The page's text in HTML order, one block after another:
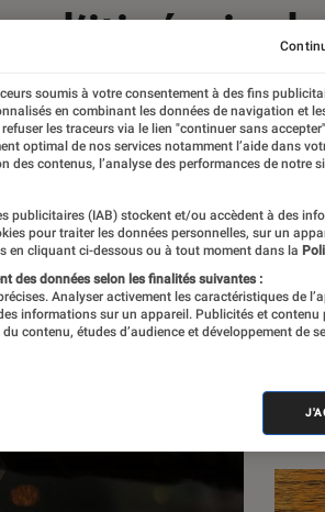
l’itinéraire
soumis à votre consentement à des fins
en combinant les données de navigation et
les traceurs via le lien "continuer sans
optimal de nos services notamment l’aide dans
des contenus, l’analyse des performances de notre
publicitaires (IAB) stockent et/ou accèdent à des
pour traiter les données personnelles, sur un
en cliquant ci-dessous ou à tout moment dans la
des données selon les finalités suivantes :
Analyser activement les caractéristiques de
informations sur un appareil. Publicités et contenu
contenu, études d’audience et développement de